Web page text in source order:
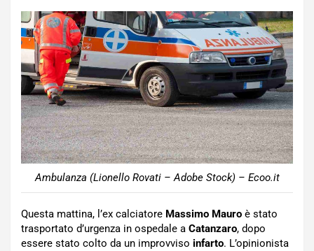
Ambulanza (Lionello Rovati – Adobe Stock) – Ecoo.it
Questa mattina, l’ex calciatore Massimo Mauro è stato
trasportato d’urgenza in ospedale a Catanzaro, dopo
essere stato colto da un improvviso infarto. L’opinionista